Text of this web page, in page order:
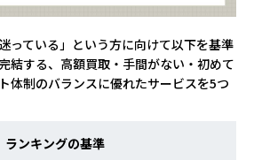
っている」という方に向けて以下を基準
結する、高額買取・手間がない・初めて
体制のバランスに優れたサービスを5つ
ランキングの基準